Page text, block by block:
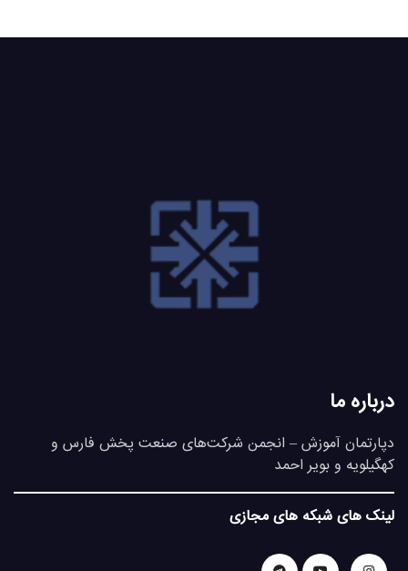
درباره ما
دپارتمان آموزش – انجمن شرکت‌های صنعت پخش فارس و
کهگیلویه و بویر احمد
لینک های شبکه های مجازی